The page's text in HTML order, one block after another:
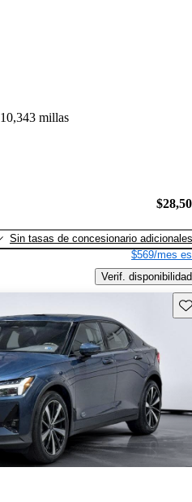
10,343 millas
Sin tasas de concesionario adicionales
$569/mes
Verif. disponibilidad